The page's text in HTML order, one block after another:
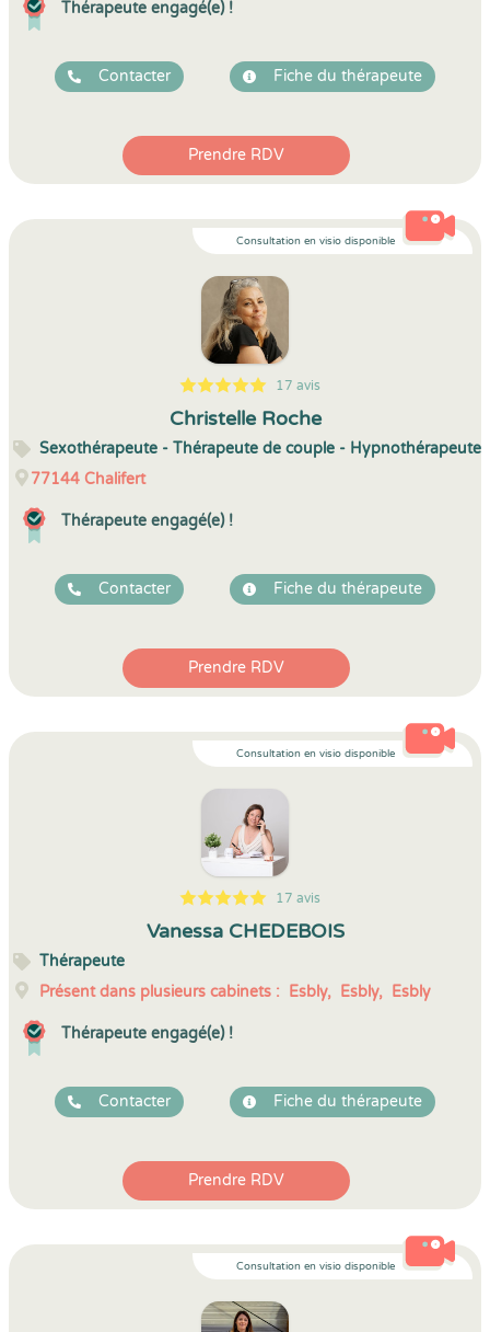
Thérapeute engagé(e) !
Contacter Fiche du thérapeute
Prendre RDV
Consultation en visio disponible
5
1
5
17 17 avis
Christelle Roche
Sexothérapeute - Thérapeute de couple - Hypnothérapeute
77144 Chalifert
Thérapeute engagé(e) !
Contacter Fiche du thérapeute
Prendre RDV
Consultation en visio disponible
5
1
5
17 17 avis
Vanessa CHEDEBOIS
Thérapeute
Présent dans plusieurs cabinets : Esbly, Esbly, Esbly
Thérapeute engagé(e) !
Contacter Fiche du thérapeute
Prendre RDV
Consultation en visio disponible